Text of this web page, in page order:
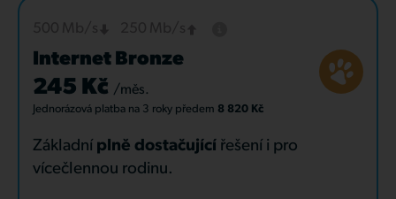
Internet Bronze
245 Kč /měs.
Jednorázová platba na 3 roky předem 8 820 Kč
Základní plně dostačující řešení i pro
vícečlennou rodinu.